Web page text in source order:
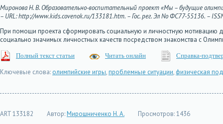
Миронова Н. В. Образовательно-воспитательный проект «Мы – будущие
– URL: http://www.kids.covenok.ru/133181.htm. – Гос. рег. Эл No ФС77-55136. –
При помощи проекта сформировать социальную и личностную мотивацию
социально значимых личностных качеств посредством знакомства с
Полный текст статьи Читать онлайн Справка-
Ключевые слова: олимпийские игры,проблемные ситуации, физическая
ART 133182 Автор:Мирошниченко Н. А. Просмотров:1436